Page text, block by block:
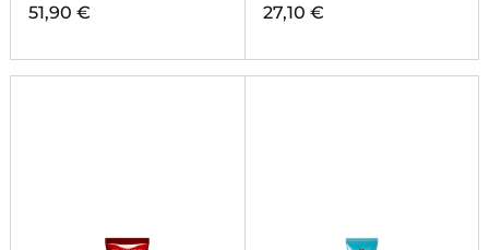
51,90 € 27,10 €